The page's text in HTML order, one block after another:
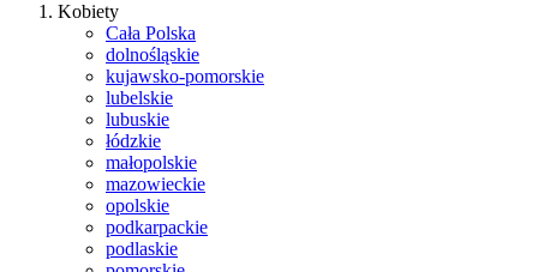
Kobiety
Cała Polska
dolnośląskie
kujawsko-pomorskie
lubelskie
lubuskie
łódzkie
małopolskie
mazowieckie
opolskie
podkarpackie
podlaskie